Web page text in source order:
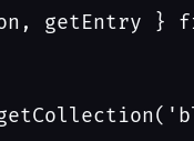
getEntry }